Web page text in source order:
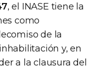
, el INASE tiene la
como
de la
y, en
a la clausura del